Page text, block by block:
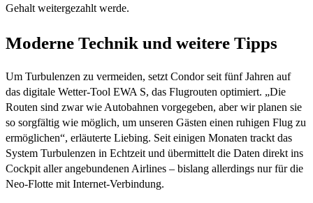
Gehalt weitergezahlt werde.
Moderne Technik und weitere Tipps
Um Turbulenzen zu vermeiden, setzt Condor seit fünf Jahren auf
das digitale Wetter-Tool EWA S, das Flugrouten optimiert. „Die
Routen sind zwar wie Autobahnen vorgegeben, aber wir planen sie
so sorgfältig wie möglich, um unseren Gästen einen ruhigen Flug zu
ermöglichen“, erläuterte Liebing. Seit einigen Monaten trackt das
System Turbulenzen in Echtzeit und übermittelt die Daten direkt ins
Cockpit aller angebundenen Airlines – bislang allerdings nur für die
Neo-Flotte mit Internet-Verbindung.